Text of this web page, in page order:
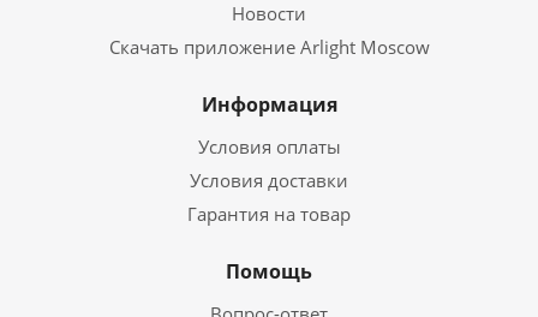
Новости
Скачать приложение Arlight Moscow
Информация
Условия оплаты
Условия доставки
Гарантия на товар
Помощь